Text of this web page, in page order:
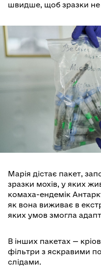
швидше, щоб зразки не
Марія дістає пакет,
зразки мохів, у яких
комаха-ендемік
як вона виживає в
яких умов змогла
В інших пакетах —
фільтри з яскравими
слідами.